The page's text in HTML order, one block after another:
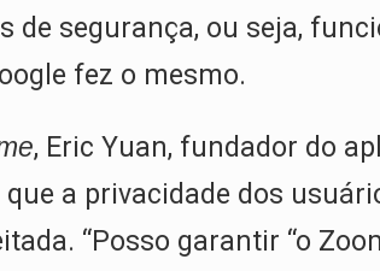
de segurança, ou seja,
fez o mesmo.
, Eric Yuan, fundador do
a privacidade dos
“Posso garantir “o